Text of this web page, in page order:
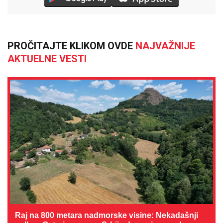
PROČITAJTE KLIKOM OVDE NAJVAŽNIJE
AKTUELNE VESTI
Raj na 800 metara nadmorske visine: Nekadašnji